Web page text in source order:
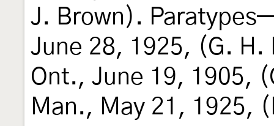
J. Brown).
June 28, 1925, (G.
Ont., June 19, 1905,
Man., May 21, 1925,